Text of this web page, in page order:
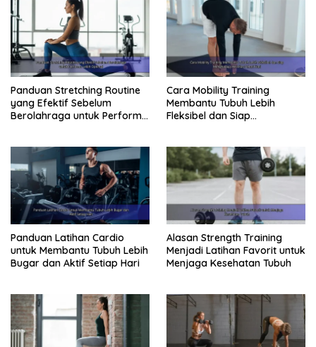
Panduan Stretching Routine
yang Efektif Sebelum
Berolahraga untuk Performa
Cara Mobility Training
Membantu Tubuh Lebih
Fleksibel dan Siap
Panduan Latihan Cardio
untuk Membantu Tubuh Lebih
Bugar dan Aktif Setiap Hari
Alasan Strength Training
Menjadi Latihan Favorit untuk
Menjaga Kesehatan Tubuh